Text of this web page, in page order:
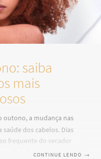
saiba
mais
outono, a mudança nas
dos cabelos. Dias
frequente do secador
dos fios. É
CONTINUE LENDO →